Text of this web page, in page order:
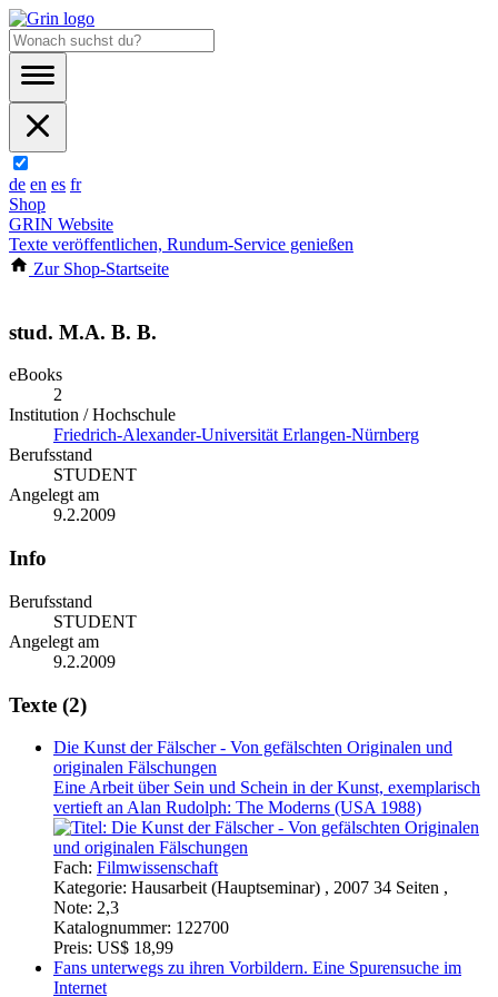
de en es fr
Shop
GRIN Website
Texte veröffentlichen, Rundum-Service genießen
Zur Shop-Startseite
stud. M.A. B. B.
eBooks
2
Institution / Hochschule
Friedrich-Alexander-Universität Erlangen-Nürnberg
Berufsstand
STUDENT
Angelegt am
9.2.2009
Info
Berufsstand
STUDENT
Angelegt am
9.2.2009
Texte (2)
Die Kunst der Fälscher - Von gefälschten Originalen und
originalen Fälschungen
Eine Arbeit über Sein und Schein in der Kunst, exemplarisch
vertieft an Alan Rudolph: The Moderns (USA 1988)
Fach:Filmwissenschaft
Kategorie:Hausarbeit (Hauptseminar) , 2007 34 Seiten ,
Note: 2,3
Katalognummer:
Preis:US$ 18,99
Fans unterwegs zu ihren Vorbildern. Eine Spurensuche im
Internet
Auf der Suche nach sich selbst. Über Stars, Internet, Fans und